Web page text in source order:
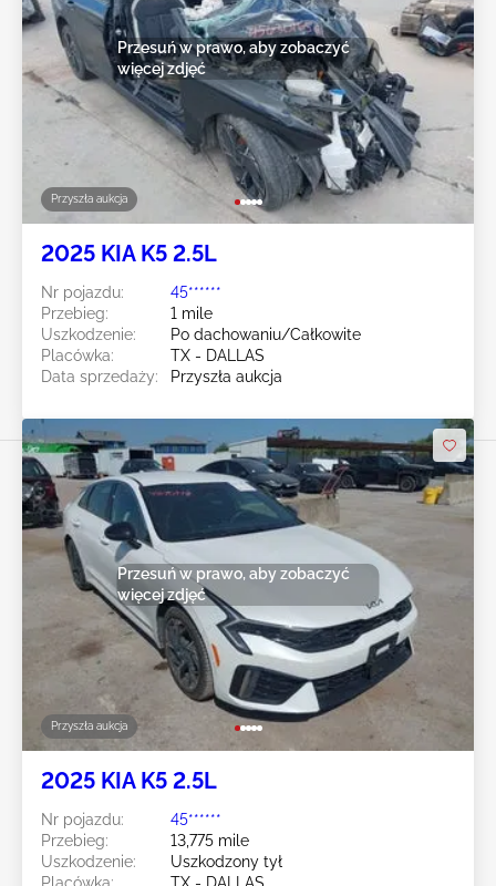
Przyszła aukcja
Przesuń w prawo, aby zobaczyć
więcej zdjęć
2025 KIA K5 2.5L
Nr pojazdu:
45******
Przebieg:
1 mile
Uszkodzenie:
Po dachowaniu/Całkowite
Placówka:
TX - DALLAS
Data sprzedaży:
Przyszła aukcja
Przyszła aukcja
Przesuń w prawo, aby zobaczyć
więcej zdjęć
2025 KIA K5 2.5L
Nr pojazdu:
45******
Przebieg:
13,775 mile
Uszkodzenie:
Uszkodzony tył
Placówka:
TX - DALLAS